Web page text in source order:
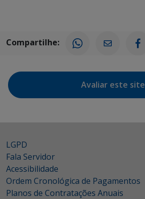
Compartilhe:
Avaliar este site
LGPD
Fala Servidor
Acessibilidade
Ordem Cronológica de Pagamentos
Planos de Contratações Anuais